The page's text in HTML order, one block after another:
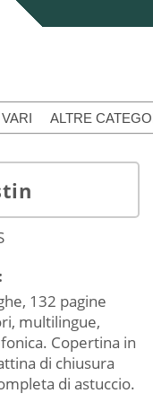
ALTRE
132 pagine
multilingue,
Copertina in
di chiusura
di astuccio.